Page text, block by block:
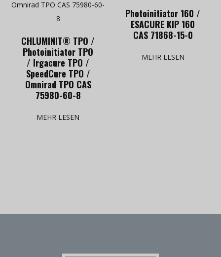
CHLUMINIT® TPO /
Photoinitiator TPO
/ Irgacure TPO /
SpeedCure TPO /
Omnirad TPO CAS
75980-60-8
MEHR LESEN
Photoinitiator 160 /
ESACURE KIP 160
CAS 71868-15-0
MEHR LESEN